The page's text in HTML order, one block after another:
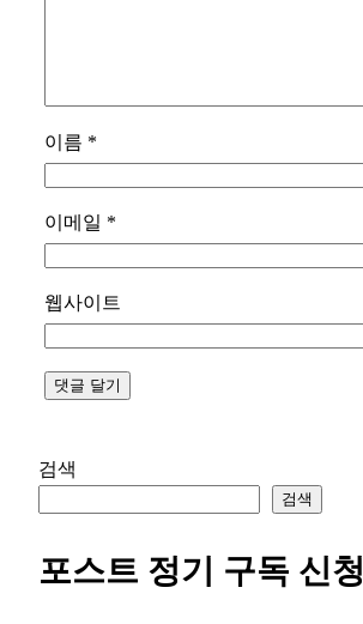
이름 *
이메일 *
웹사이트
검색
검색
포스트 정기 구독 신청